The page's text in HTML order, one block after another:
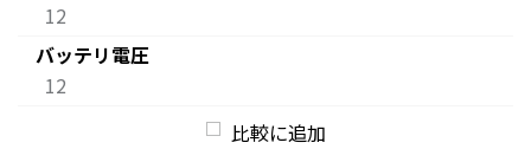
12
バッテリ電圧
12
比較に追加